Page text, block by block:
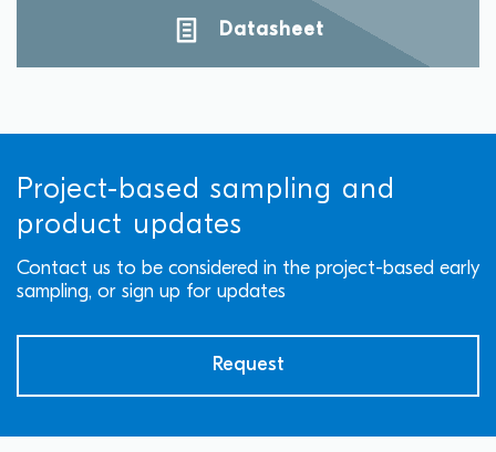
Datasheet
Project-based sampling and
product updates
Contact us to be considered in the project-based early
sampling, or sign up for updates
Request